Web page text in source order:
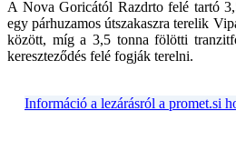
A Nova Goricától Razdrto felé tartó
egy párhuzamos útszakaszra terelik
között, míg a 3,5 tonna fölötti
kereszteződés felé fogják terelni.
Információ a lezárásról a promet.si